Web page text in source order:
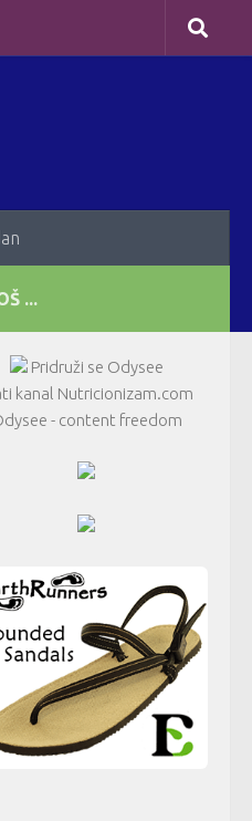
...
Pridruži se Odysee
kanal Nutricionizam.com
- content freedom